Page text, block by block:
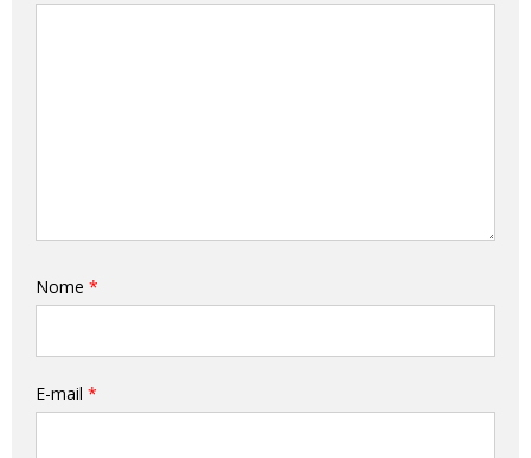
Nome *
E-mail *